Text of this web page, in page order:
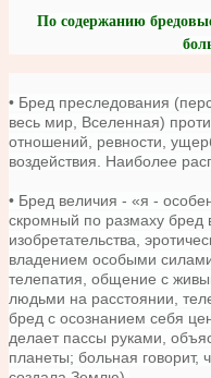
По содержанию
• Бред преследования
весь мир, Вселенная)
отношений, ревности,
воздействия. Наиболее
• Бред величия - «я -
скромный по размаху бред
изобретательства,
владением особыми
телепатия, общение с
людьми на расстоянии,
бред с осознанием себя
делает пассы руками,
планеты; больная говорит,